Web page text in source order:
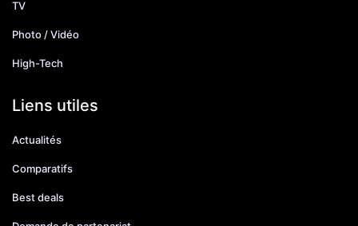
TV
Photo / Vidéo
High-Tech
Liens utiles
Actualités
Comparatifs
Best deals